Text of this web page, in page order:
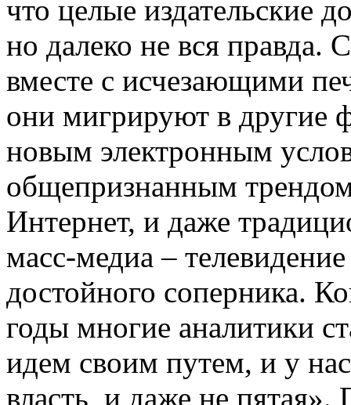
что целые издательские
но далеко не вся
вместе с исчезающими
они мигрируют в другие
новым электронным
общепризнанным
Интернет, и даже
масс-медиа –
достойного соперника.
годы многие аналитики
идем своим путем, и у
власть, и даже не